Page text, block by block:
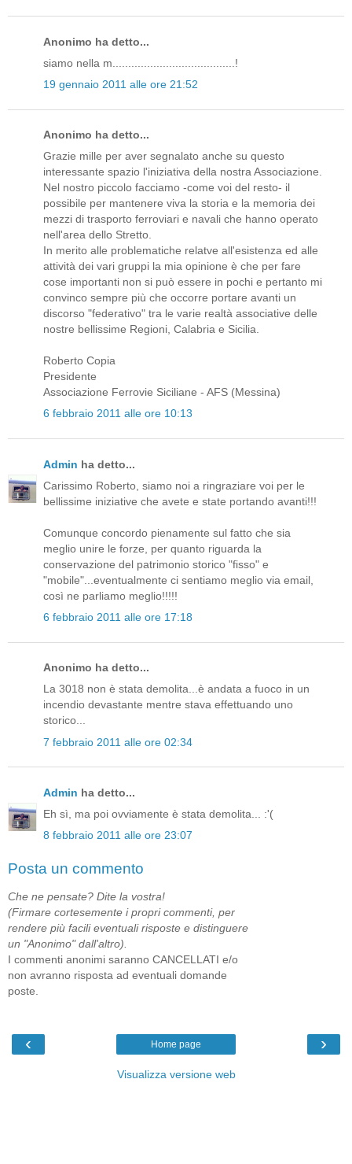
Anonimo ha detto...
siamo nella m.......................................!
19 gennaio 2011 alle ore 21:52
Anonimo ha detto...
Grazie mille per aver segnalato anche su questo
interessante spazio l'iniziativa della nostra Associazione.
Nel nostro piccolo facciamo -come voi del resto- il
possibile per mantenere viva la storia e la memoria dei
mezzi di trasporto ferroviari e navali che hanno operato
nell'area dello Stretto.
In merito alle problematiche relatve all'esistenza ed alle
attività dei vari gruppi la mia opinione è che per fare
cose importanti non si può essere in pochi e pertanto mi
convinco sempre più che occorre portare avanti un
discorso "federativo" tra le varie realtà associative delle
nostre bellissime Regioni, Calabria e Sicilia.
Roberto Copia
Presidente
Associazione Ferrovie Siciliane - AFS (Messina)
6 febbraio 2011 alle ore 10:13
Admin ha detto...
Carissimo Roberto, siamo noi a ringraziare voi per le
bellissime iniziative che avete e state portando avanti!!!
Comunque concordo pienamente sul fatto che sia
meglio unire le forze, per quanto riguarda la
conservazione del patrimonio storico "fisso" e
"mobile"...eventualmente ci sentiamo meglio via email,
così ne parliamo meglio!!!!!
6 febbraio 2011 alle ore 17:18
Anonimo ha detto...
La 3018 non è stata demolita...è andata a fuoco in un
incendio devastante mentre stava effettuando uno
storico...
7 febbraio 2011 alle ore 02:34
Admin ha detto...
Eh sì, ma poi ovviamente è stata demolita... :'(
8 febbraio 2011 alle ore 23:07
Posta un commento
Che ne pensate? Dite la vostra!
(Firmare cortesemente i propri commenti, per
rendere più facili eventuali risposte e distinguere
un "Anonimo" dall'altro).
I commenti anonimi saranno CANCELLATI e/o
non avranno risposta ad eventuali domande
poste.
‹ ›
Home page
Visualizza versione web